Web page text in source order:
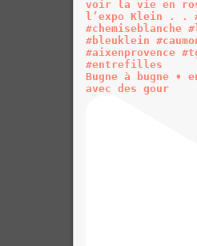
Bugne à bugne •
avec des gour